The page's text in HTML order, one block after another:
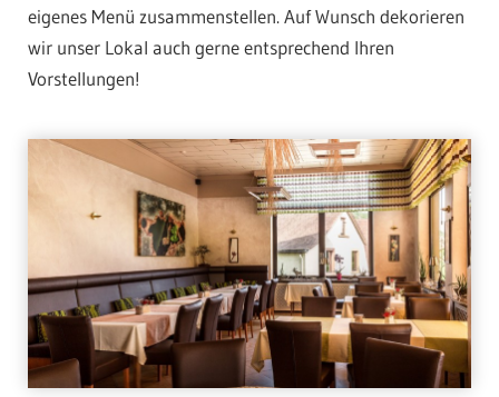
eigenes Menü zusammenstellen. Auf Wunsch dekorieren
wir unser Lokal auch gerne entsprechend Ihren
Vorstellungen!